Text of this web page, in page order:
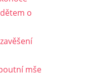
o
mše